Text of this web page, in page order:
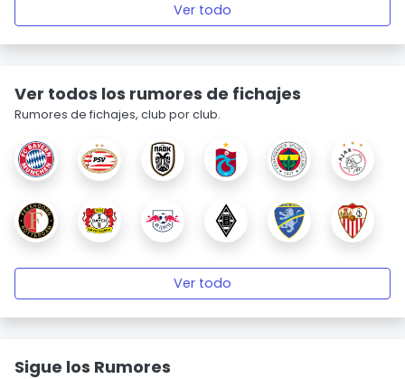
Ver todo
Ver todos los rumores de fichajes
Rumores de fichajes, club por club.
Ver todo
Sigue los Rumores